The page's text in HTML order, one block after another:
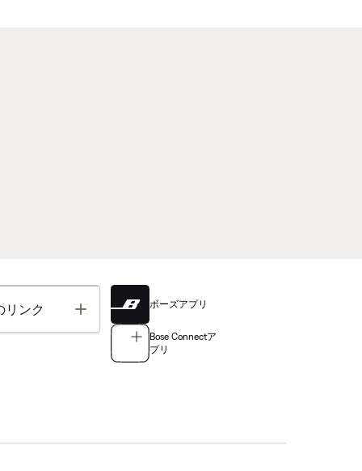
リンク Toggle ボーズアプリ
Bose Connectア
プリ